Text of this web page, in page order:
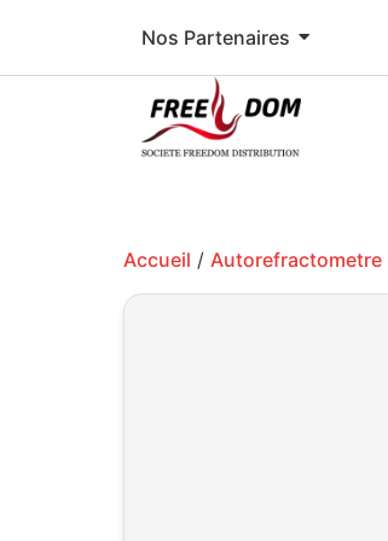
Nos Partenaires
Accueil / Autorefractometre